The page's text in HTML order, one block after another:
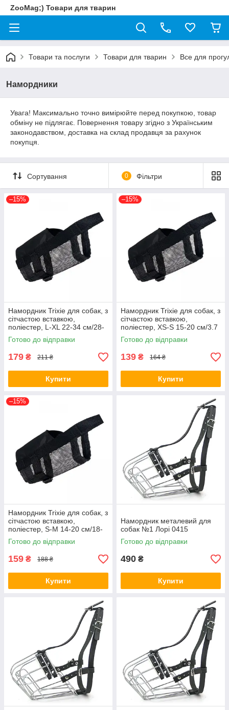
ZooMag;) Товари для тварин
Товари та послуги Товари для тварин Все для
Намордники
Увага! Максимально точно вимірюйте перед покупкою, товар
обміну не підлягає. Повернення товару згідно з Українським
законодавством, доставка на склад продавця за рахунок
покупця.
Сортування 0 Фільтри
–15%
Намордник Trixie для собак, з
сітчастою вставкою,
поліестер, L-XL 22-34 см/28-
46 см (чорний) (*)
Готово до відправки
179 ₴ 211 ₴
Купити
–15%
Намордник Trixie для собак, з
сітчастою вставкою,
поліестер, XS-S 15-20 см/3.7
см (чорний) (*)
Готово до відправки
139 ₴ 164 ₴
Купити
–15%
Намордник Trixie для собак, з
сітчастою вставкою,
поліестер, S-M 14-20 см/18-
39 см (чорний) (*)
Готово до відправки
159 ₴ 188 ₴
Купити
Намордник металевий для
собак №1 Лорі 0415
Готово до відправки
490 ₴
Купити